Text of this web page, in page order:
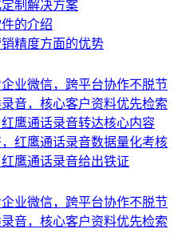
制解决方案
的介绍
精度方面的优势
业微信，跨平台协作不脱节
音，核心客户资料优先检索
鹰通话录音转达核心内容
红鹰通话录音数据量化考核
鹰通话录音给出铁证
业微信，跨平台协作不脱节
音，核心客户资料优先检索